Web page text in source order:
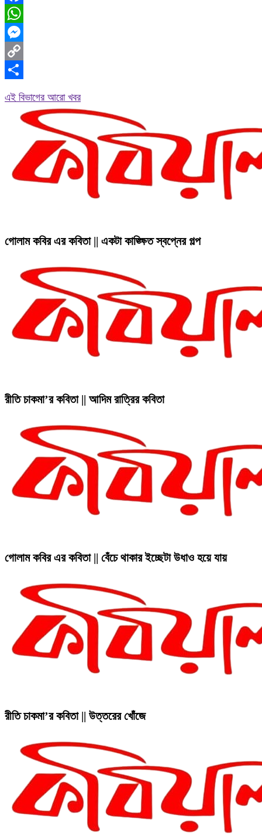
Facebook
WhatsApp
Messenger
Copy
এই বিভাগের আরো খবর
গোলাম কবির এর কবিতা || একটা কাঙ্ক্ষিত স্বপ্নের গল্প
রীতি চাকমা’র কবিতা || আদিম রাত্রির কবিতা
গোলাম কবির এর কবিতা || বেঁচে থাকার ইচ্ছেটা উধাও হয়ে যায়
রীতি চাকমা’র কবিতা || উত্তরের খোঁজে